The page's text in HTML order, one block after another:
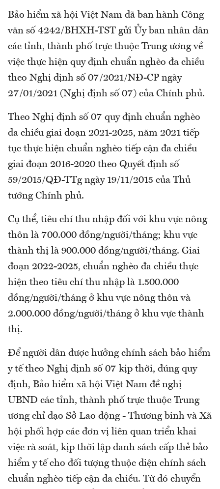
Bảo hiểm xã hội Việt Nam đã ban hành Công
văn số 4242/BHXH-TST gửi Ủy ban nhân dân
các tỉnh, thành phố trực thuộc Trung ương về
việc thực hiện quy định chuẩn nghèo đa chiều
theo Nghị định số 07/2021/NĐ-CP ngày
27/01/2021 (Nghị định số 07) của Chính phủ.
Theo Nghị định số 07 quy định chuẩn nghèo
đa chiều giai đoạn 2021-2025, năm 2021 tiếp
tục thực hiện chuẩn nghèo tiếp cận đa chiều
giai đoạn 2016-2020 theo Quyết định số
59/2015/QĐ-TTg ngày 19/11/2015 của Thủ
tướng Chính phủ.
Cụ thể, tiêu chí thu nhập đối với khu vực nông
thôn là 700.000 đồng/người/tháng; khu vực
thành thị là 900.000 đồng/người/tháng. Giai
đoạn 2022-2025, chuẩn nghèo đa chiều thực
hiện theo tiêu chí thu nhập là 1.500.000
đồng/người/tháng ở khu vực nông thôn và
2.000.000 đồng/người/tháng ở khu vực thành
thị.
Để người dân được hưởng chính sách bảo hiểm
y tế theo Nghị định số 07 kịp thời, đúng quy
định, Bảo hiểm xã hội Việt Nam đề nghị
UBND các tỉnh, thành phố trực thuộc Trung
ương chỉ đạo Sở Lao động - Thương binh và Xã
hội phối hợp các đơn vị liên quan triển khai
việc rà soát, kịp thời lập danh sách cấp thẻ bảo
hiểm y tế cho đối tượng thuộc diện chính sách
chuẩn nghèo tiếp cận đa chiều. Từ đó chuyển